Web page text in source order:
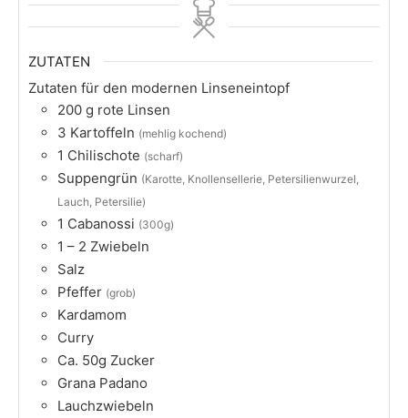
ZUTATEN
Zutaten für den modernen Linseneintopf
200 g rote Linsen
3 Kartoffeln (mehlig kochend)
1 Chilischote (scharf)
Suppengrün (Karotte, Knollensellerie, Petersilienwurzel,
Lauch, Petersilie)
1 Cabanossi (300g)
1 – 2 Zwiebeln
Salz
Pfeffer (grob)
Kardamom
Curry
Ca. 50g Zucker
Grana Padano
Lauchzwiebeln